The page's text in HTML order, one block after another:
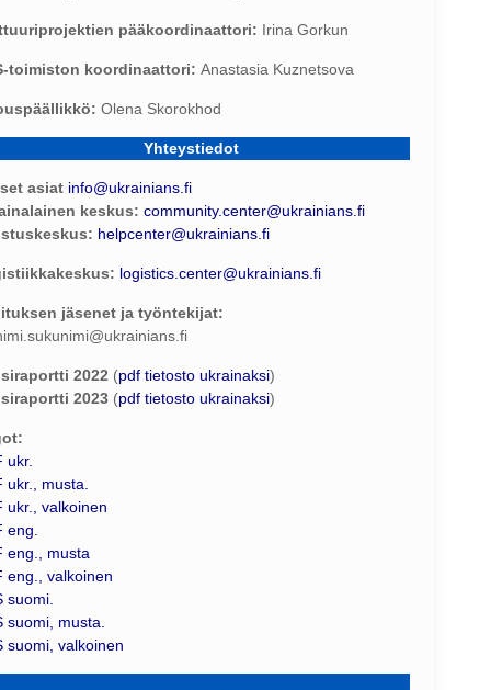
pääkoordinaattori: Irina Gorkun
toimiston koordinaattori:Anastasia Kuznetsova
Olena Skorokhod
Yhteystiedot
asiat info@ukrainians.fi
keskus: community.center@ukrainians.fi
helpcenter@ukrainians.fi
logistics.center@ukrainians.fi
jäsenet ja työntekijat:
2022 (pdf tietosto ukrainaksi)
2023 (pdf tietosto ukrainaksi)
ukr.
ukr., musta.
ukr., valkoinen
eng.
eng., musta
eng., valkoinen
suomi.
suomi, musta.
suomi, valkoinen